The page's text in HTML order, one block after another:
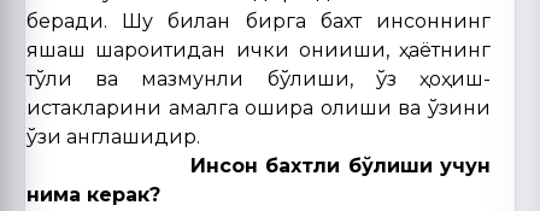
беради. Шу билан бирга бахт инсоннинг
яшаш шароитидан ички қониқиши, ҳаётнинг
тўлиқ ва мазмунли бўлиши, ўз ҳоҳиш-
истакларини амалга ошира олиши ва ўзини
ўзи англашидир.
Инсон бахтли бўлиши учун
нима керак?